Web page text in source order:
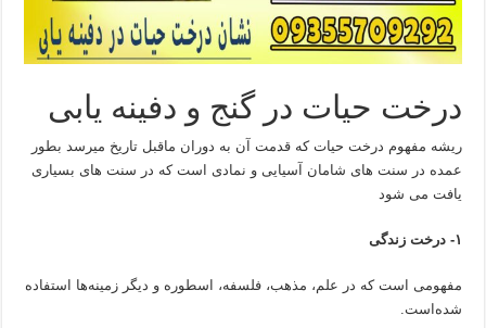
درخت حیات در گنج و دفینه یابی
ریشه مفهوم درخت حیات که قدمت آن به دوران ماقبل تاریخ میرسد بطور
عمده در سنت های شامان آسیایی و نمادی است که در سنت های بسیاری
یافت می شود
۱- درخت زندگی
مفهومی است که در علم، مذهب، فلسفه، اسطوره و دیگر زمینه‌ها استفاده
شده‌است.